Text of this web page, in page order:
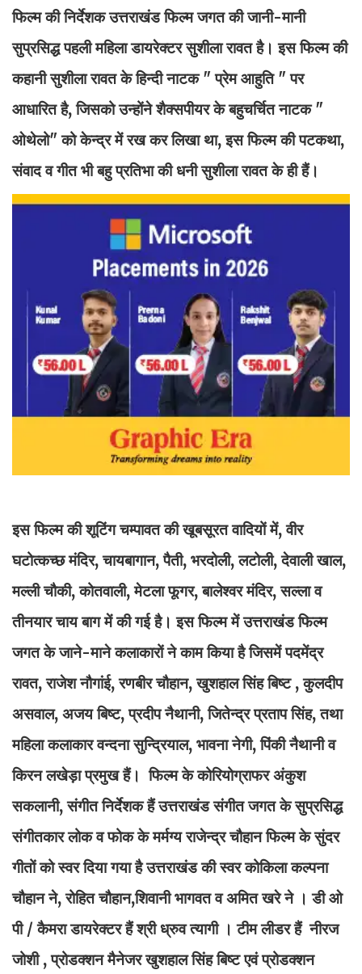
फिल्म की निर्देशक उत्तराखंड फिल्म जगत की जानी-मानी
सुप्रसिद्ध पहली महिला डायरेक्टर सुशीला रावत है। इस फिल्म की
कहानी सुशीला रावत के हिन्दी नाटक " प्रेम आहुति " पर
आधारित है, जिसको उन्होंने शैक्सपीयर के बहुचर्चित नाटक "
ओथेलो" को केन्द्र में रख कर लिखा था, इस फिल्म की पटकथा,
संवाद व गीत भी बहु प्रतिभा की धनी सुशीला रावत के ही हैं।
इस फिल्म की शूटिंग चम्पावत की खूबसूरत वादियों में, वीर
घटोत्कच्छ मंदिर, चायबागान, पैती, भरदोली, लटोली, देवाली खाल,
मल्ली चौकी, कोतवाली, मेटला फूगर, बालेश्वर मंदिर, सल्ला व
तीनयार चाय बाग में की गई है। इस फिल्म में उत्तराखंड फिल्म
जगत के जाने-माने कलाकारों ने काम किया है जिसमें पदमेंद्र
रावत, राजेश नौगांई, रणबीर चौहान, खुशहाल सिंह बिष्ट , कुलदीप
असवाल, अजय बिष्ट, प्रदीप नैथानी, जितेन्द्र प्रताप सिंह, तथा
महिला कलाकार वन्दना सुन्द्रियाल, भावना नेगी, पिंकी नैथानी व
किरन लखेड़ा प्रमुख हैं। फिल्म के कोरियोग्राफर अंकुश
सकलानी, संगीत निर्देशक हैं उत्तराखंड संगीत जगत के सुप्रसिद्ध
संगीतकार लोक व फोक के मर्मग्य राजेन्द्र चौहान फिल्म के सुंदर
गीतों को स्वर दिया गया है उत्तराखंड की स्वर कोकिला कल्पना
चौहान ने, रोहित चौहान,शिवानी भागवत व अमित खरे ने । डी ओ
पी / कैमरा डायरेक्टर हैं श्री ध्रुव त्यागी । टीम लीडर हैं नीरज
जोशी , प्रोडक्शन मैनेजर खुशहाल सिंह बिष्ट एवं प्रोडक्शन